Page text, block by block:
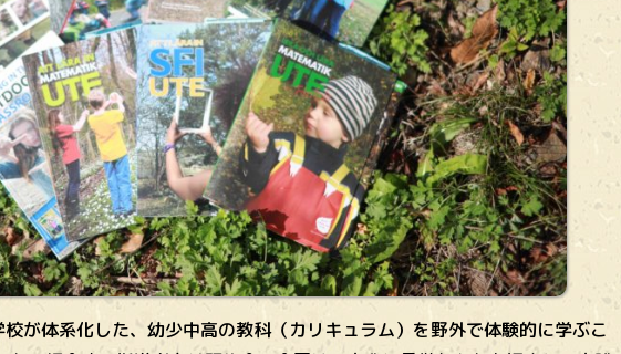
が体系化した、幼少中高の教科（カリキュラム）を野外で体験的に学ぶこ